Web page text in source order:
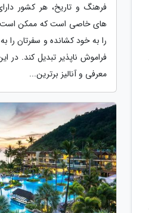
فرهنگ و تاریخ، هر کشور
های خاصی است که ممکن است
را به خود کشانده و سفرتان را
فراموش ناپذیر تبدیل کند. در
معرفی و آنالیز برترین...